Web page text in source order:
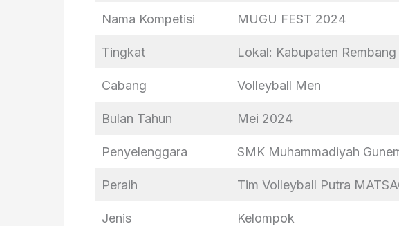
Nama Kompetisi MUGU FEST 2024
Tingkat Lokal: Kabupaten Rembang
Cabang Volleyball Men
Bulan Tahun Mei 2024
Penyelenggara SMK Muhammadiyah
Peraih Tim Volleyball Putra
Jenis Kelompok